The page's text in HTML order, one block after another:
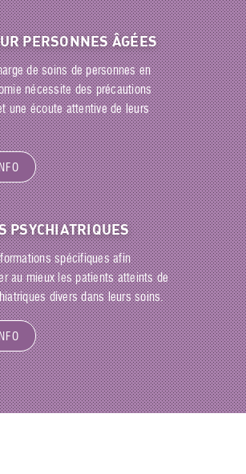
PERSONNES ÂGÉES
de soins de personnes en
nécessite des précautions
une écoute attentive de leurs
PSYCHIATRIQUES
spécifiques afin
au mieux les patients atteints de
divers dans leurs soins.